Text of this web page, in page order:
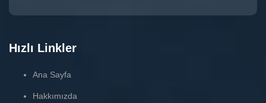
Hızlı Linkler
Ana Sayfa
Hakkımızda